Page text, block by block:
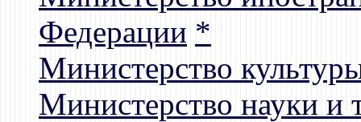
Федерации *
Министерство
Министерство науки и